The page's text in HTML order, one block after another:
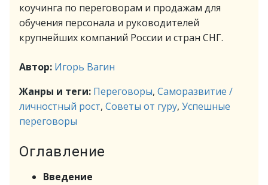
коучинга по переговорам и продажам для
обучения персонала и руководителей
крупнейших компаний России и стран СНГ.
Автор: Игорь Вагин
Жанры и теги: Переговоры, Саморазвитие /
личностный рост, Советы от гуру, Успешные
переговоры
Оглавление
Введение